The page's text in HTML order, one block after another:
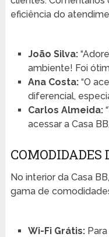
eficiência do
João Silva:
ambiente! Foi
Ana Costa:“O
diferencial,
Carlos Almeida:
acessar a Casa
COMODIDADES
No interior da Casa
gama de
Wi-Fi Grátis:Para